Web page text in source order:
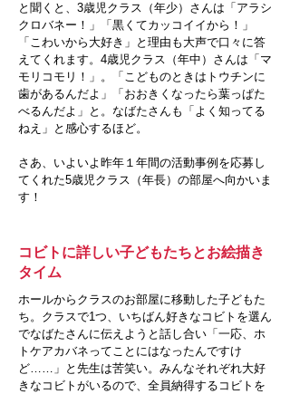
と聞くと、3歳児クラス（年少）さんは「アラシ
クロバネー！」「黒くてカッコイイから！」
「こわいから大好き」と理由も大声で口々に答
えてくれます。4歳児クラス（年中）さんは「マ
モリコモリ！」。「こどものときはトウチンに
歯があるんだよ」「おおきくなったら葉っぱた
べるんだよ」と。なばたさんも「よく知ってる
ねえ」と感心するほど。
さあ、いよいよ昨年１年間の活動事例を応募し
てくれた5歳児クラス（年長）の部屋へ向かいま
す！
コビトに詳しい子どもたちとお絵描き
タイム
ホールからクラスのお部屋に移動した子どもた
ち。クラスで1つ、いちばん好きなコビトを選ん
でなばたさんに伝えようと話し合い「一応、ホ
トケアカバネってことにはなったんですけ
ど……」と先生は苦笑い。みんなそれぞれ大好
きなコビトがいるので、全員納得するコビトを